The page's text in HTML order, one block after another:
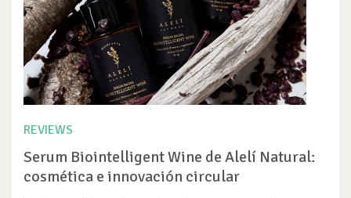
REVIEWS
Serum Biointelligent Wine de Alelí Natural:
cosmética e innovación circular